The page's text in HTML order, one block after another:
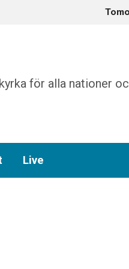
för alla nationer
Live